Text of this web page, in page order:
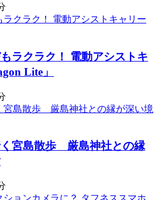
ラクラク！ 電動アシストキ
Lite」
宮島散歩 厳島神社との縁